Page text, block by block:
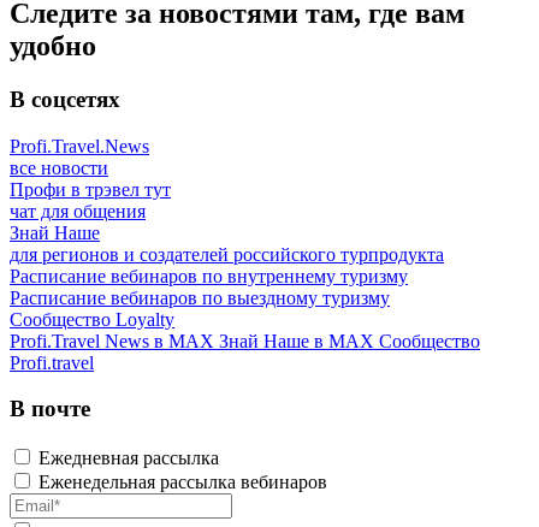
Следите за новостями там, где вам
удобно
В соцсетях
Profi.Travel.News
все новости
Профи в трэвел тут
чат для общения
Знай Наше
для регионов и создателей российского турпродукта
Расписание вебинаров по внутреннему туризму
Расписание вебинаров по выездному туризму
Сообщество Loyalty
Profi.Travel News в MAX Знай Наше в MAX Сообщество
Profi.travel
В почте
Ежедневная рассылка
Еженедельная рассылка вебинаров